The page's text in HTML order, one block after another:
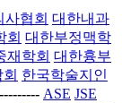
사협회 대한내과
회 대한부정맥학
재학회 대한흉부
한국학술지인
----- ASE JSE